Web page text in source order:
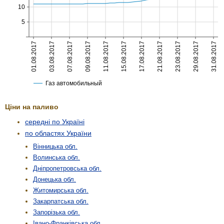
Ціни на паливо
середні по Україні
по областях України
Вінницька обл.
Волинська обл.
Дніпропетровська обл.
Донецька обл.
Житомирська обл.
Закарпатська обл.
Запорізька обл.